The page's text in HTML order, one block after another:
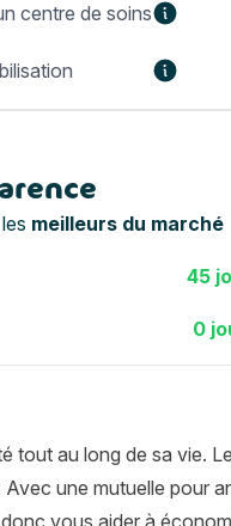
centre de soins
meilleurs du marché
45
0
tout au long de sa vie.
une mutuelle pour
vous aider à